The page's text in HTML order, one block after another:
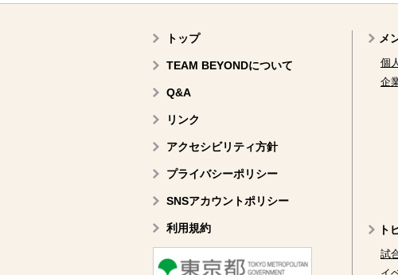
トップ
TEAM BEYONDについて
Q&A
リンク
アクセシビリティ方針
プライバシーポリシー
SNSアカウントポリシー
利用規約
メ
個
企
ト
試